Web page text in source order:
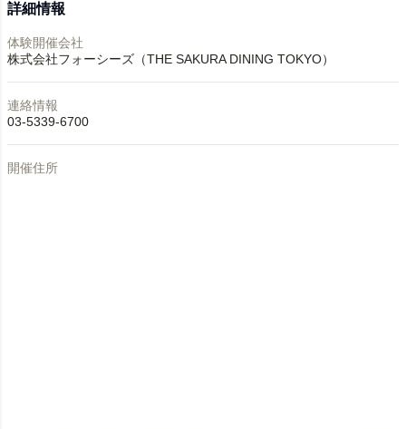
詳細情報
体験開催会社
株式会社フォーシーズ（THE SAKURA DINING TOKYO）
連絡情報
03-5339-6700
開催住所